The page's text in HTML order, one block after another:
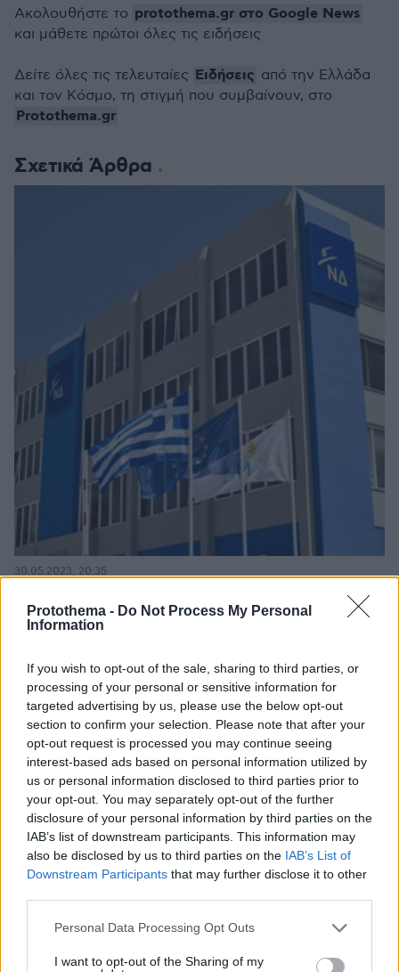
Protothema - Do Not Process My Personal
Information
If you wish to opt-out of the sale, sharing to third parties, or
processing of your personal or sensitive information for
targeted advertising by us, please use the below opt-out
section to confirm your selection. Please note that after your
opt-out request is processed you may continue seeing
interest-based ads based on personal information utilized by
us or personal information disclosed to third parties prior to
your opt-out. You may separately opt-out of the further
disclosure of your personal information by third parties on the
IAB’s list of downstream participants. This information may
also be disclosed by us to third parties on the IAB’s List of
Downstream Participants that may further disclose it to other
Please note that this website/app uses one or more Google
not limited to your visit or usage behaviour. You may click to
Personal Data Processing Opt Outs
I want to opt-out of the Sharing of my
Σχετικά Άρθρα
ΝΔ: Για την κυρία Τσαπανίδου το 41% των πολιτών που
ψήφισε ΝΔ δεν είναι αρκετά δημοκράτες;
30.05.2023, 20:35
Ακολουθήστε το protothema.gr στο Google News
και μάθετε πρώτοι όλες τις ειδήσεις
Δείτε όλες τις τελευταίες Ειδήσεις από την Ελλάδα
και τον Κόσμο, τη στιγμή που συμβαίνουν, στο
Protothema.gr